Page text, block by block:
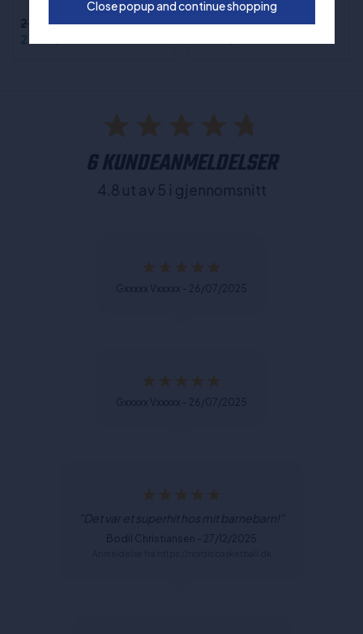
2.999,00 kr
2.399,00 kr
3.999,00 kr
6 KUNDEANMELDELSER
4.8 ut av 5 i gjennomsnitt
Gxxxxx Vxxxxx - 26/07/2025
Gxxxxx Vxxxxx - 26/07/2025
"Det var et superhit hos mit barnebarn!"
Bodil Christiansen - 27/12/2025
Close popup and continue shopping